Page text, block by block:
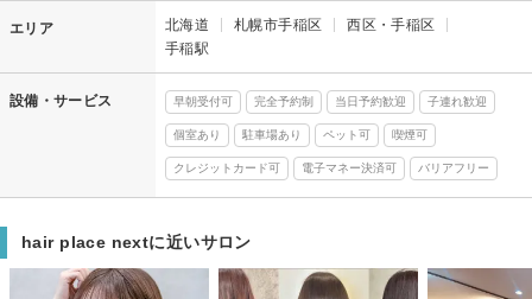
エリア 北海道 札幌市手稲区
西区・手稲区
手稲駅
設備・サービス 早朝受付可 完全予約制 当日予約歓迎 子連れ歓迎
個室あり 駐車場あり ペット可 喫煙可
クレジットカード可 電子マネー決済可 バリアフリー
hair place nextに近いサロン